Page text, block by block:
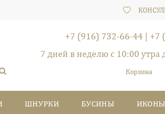
+7 (916) 732-66-44 | +7
7 дней в неделю с 10:00 утра
Корзина
ШНУРКИ БУСИНЫ ИКОНЫ